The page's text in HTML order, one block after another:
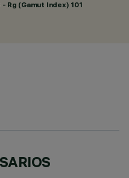
Rg (Gamut Index) 101